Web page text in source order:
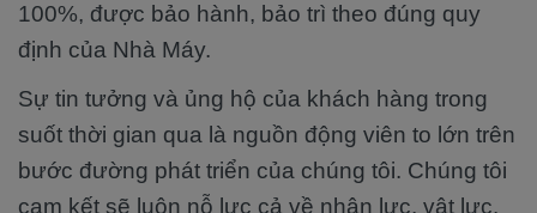
100%, được bảo hành, bảo trì theo đúng quy
định của Nhà Máy.
Sự tin tưởng và ủng hộ của khách hàng trong
suốt thời gian qua là nguồn động viên to lớn trên
bước đường phát triển của chúng tôi. Chúng tôi
cam kết sẽ luôn nỗ lực cả về nhân lực, vật lực.